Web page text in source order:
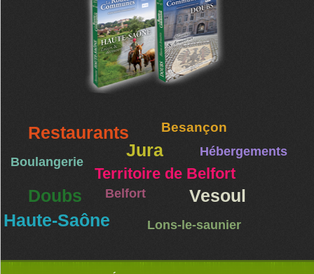
Restaurants Besançon
Jura Hébergements
Boulangerie
Territoire de Belfort
Doubs Belfort
Vesoul
Haute-Saône
Lons-le-saunier